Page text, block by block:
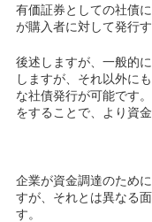
有価証券としての社債
が購入者に対して発行
後述しますが、一般的
しますが、それ以外に
な社債発行が可能です
をすることで、より資
企業が資金調達のため
すが、それとは異なる
す。